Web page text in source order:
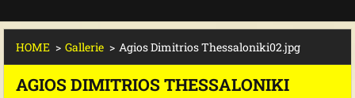
HOME > Gallerie > Agios Dimitrios Thessaloniki02.jpg
AGIOS DIMITRIOS THESSALONIKI